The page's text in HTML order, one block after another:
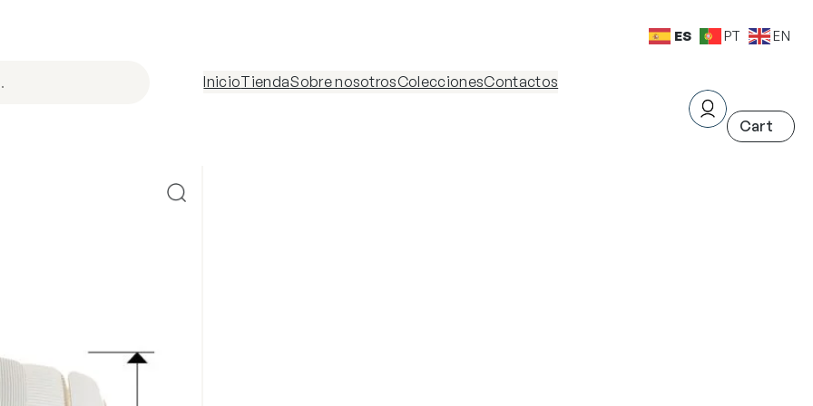
InicioTiendaSobre nosotrosColeccionesContactos
ES PT EN